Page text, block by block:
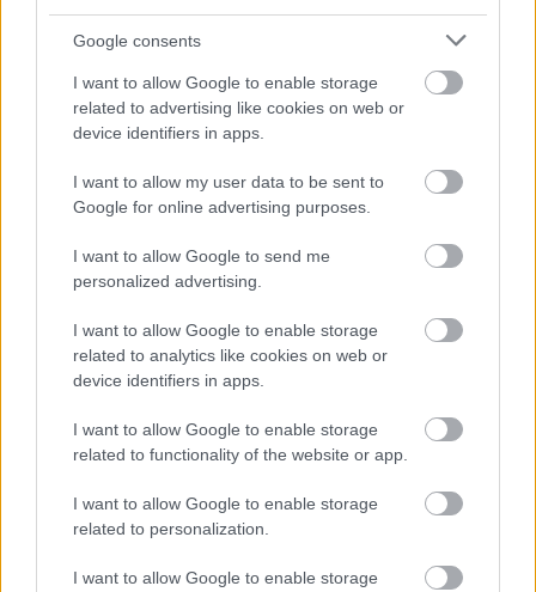
Google consents
I want to allow Google to enable storage
related to advertising like cookies on web or
device identifiers in apps.
I want to allow my user data to be sent to
Google for online advertising purposes.
I want to allow Google to send me
personalized advertising.
I want to allow Google to enable storage
related to analytics like cookies on web or
device identifiers in apps.
I want to allow Google to enable storage
related to functionality of the website or app.
I want to allow Google to enable storage
related to personalization.
I want to allow Google to enable storage
2 napja
Újabb korábbi F2-es bajnok folytatja a Formula-E-ben
2 napja
Martinnál